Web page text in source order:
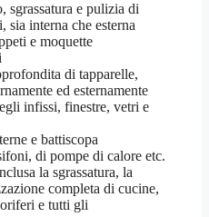
sgrassatura e pulizia di
sia interna che esterna
e moquette
di tapparelle,
ed esternamente
infissi, finestre, vetri e
e battiscopa
di pompe di calore etc.
la sgrassatura, la
completa di cucine,
e tutti gli